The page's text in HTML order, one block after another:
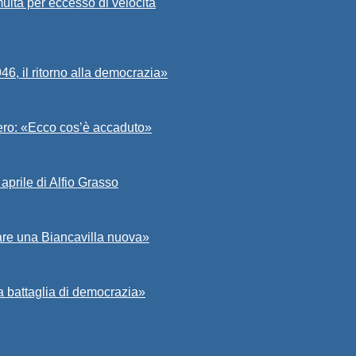
per eccesso di velocità
il ritorno alla democrazia»
«Ecco cos’è accaduto»
di Alfio Grasso
una Biancavilla nuova»
battaglia di democrazia»